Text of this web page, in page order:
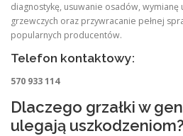
diagnostykę, usuwanie osadów,
grzewczych oraz przywracanie pełnej
popularnych producentów.
Telefon kontaktowy:
570 933 114
Dlaczego grzałki w
ulegają uszkodzeniom?